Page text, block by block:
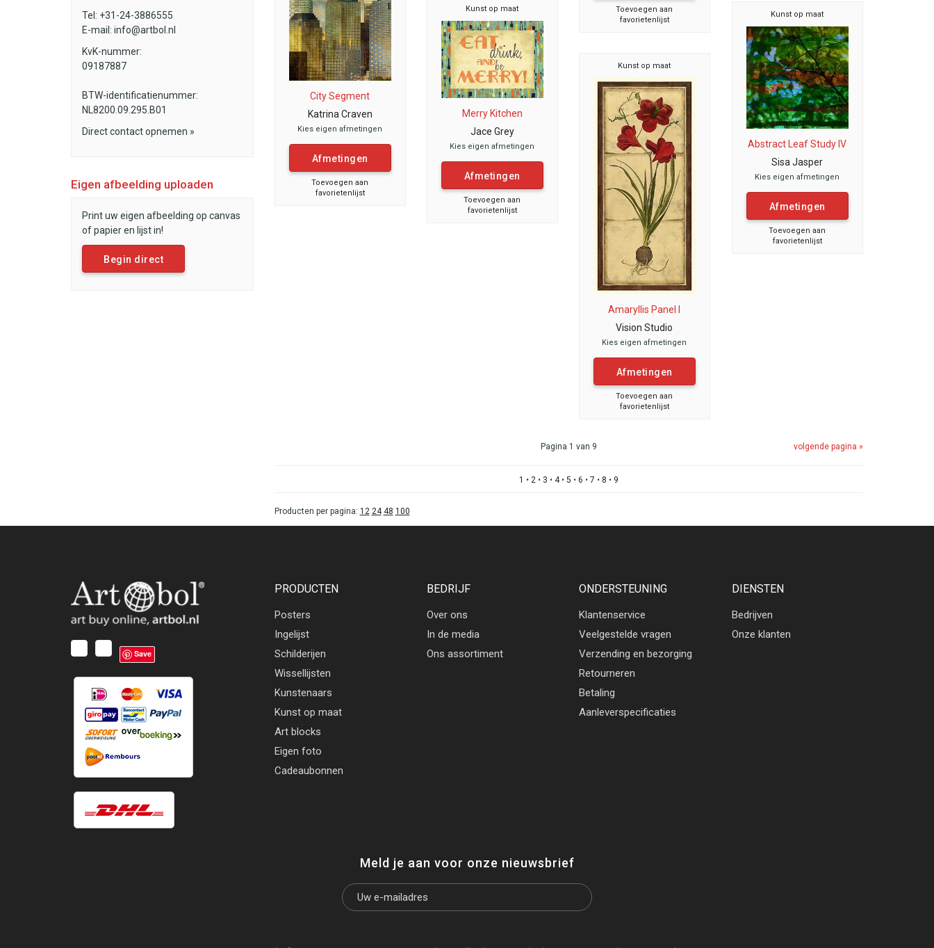
Tel: +31-24-3886555
E-mail: info@artbol.nl
KvK-nummer:
09187887
BTW-identificatienummer:
NL8200.09.295.B01
Direct contact opnemen »
Eigen afbeelding uploaden
Print uw eigen afbeelding op canvas
of papier en lijst in!
Begin direct
Toevoegen aan
favorietenlijst
City Segment
Katrina Craven
Kies eigen afmetingen
Afmetingen
Toevoegen aan
favorietenlijst
Kunst op maat
Merry Kitchen
Jace Grey
Kies eigen afmetingen
Afmetingen
Toevoegen aan
favorietenlijst
Kunst op maat
Abstract Leaf Study IV
Sisa Jasper
Kies eigen afmetingen
Afmetingen
Toevoegen aan
favorietenlijst
Kunst op maat
Amaryllis Panel I
Vision Studio
Kies eigen afmetingen
Afmetingen
Toevoegen aan
favorietenlijst
Pagina 1 van 9 volgende pagina »
1 • 2• 3 • 4• 5 • 6 • 7 • 8 • 9
Producten per pagina: 12 24 48 100
Save
PRODUCTEN
Posters
Ingelijst
Schilderijen
Wissellijsten
Kunstenaars
Kunst op maat
Art blocks
Eigen foto
Cadeaubonnen
BEDRIJF
Over ons
In de media
Ons assortiment
ONDERSTEUNING
Klantenservice
Veelgestelde vragen
Verzending en bezorging
Retourneren
Betaling
Aanleverspecificaties
DIENSTEN
Bedrijven
Onze klanten
Meld je aan voor onze nieuwsbrief